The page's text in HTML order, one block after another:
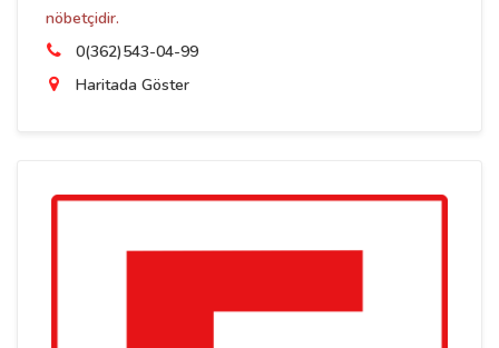
nöbetçidir.
0(362)543-04-99
Haritada Göster